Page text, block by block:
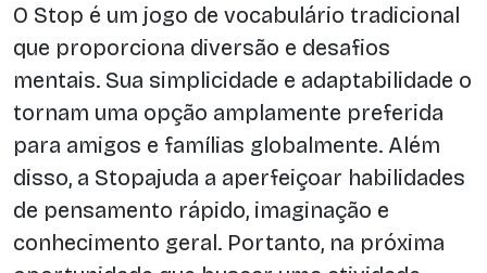
O Stop é um jogo de vocabulário tradicional
que proporciona diversão e desafios
mentais. Sua simplicidade e adaptabilidade o
tornam uma opção amplamente preferida
para amigos e famílias globalmente. Além
disso, a Stopajuda a aperfeiçoar habilidades
de pensamento rápido, imaginação e
conhecimento geral. Portanto, na próxima